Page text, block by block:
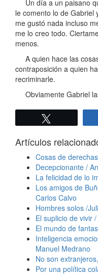
Un día a un paisano
le comento lo de Gabriel
me gustó nada incluso
me lo creo todo.
menos.
A quien hace las
contraposición a quien
recriminarle.
Obviamente Gabriel
Artículos
Cosas de
Decepcionante /
La felicidad de lo
Los amigos de
Carlos Calvo
Hombres solos /
El suplicio de vivir
El mundo de
Inteligencia
Manuel Medrano
No son
Por una política